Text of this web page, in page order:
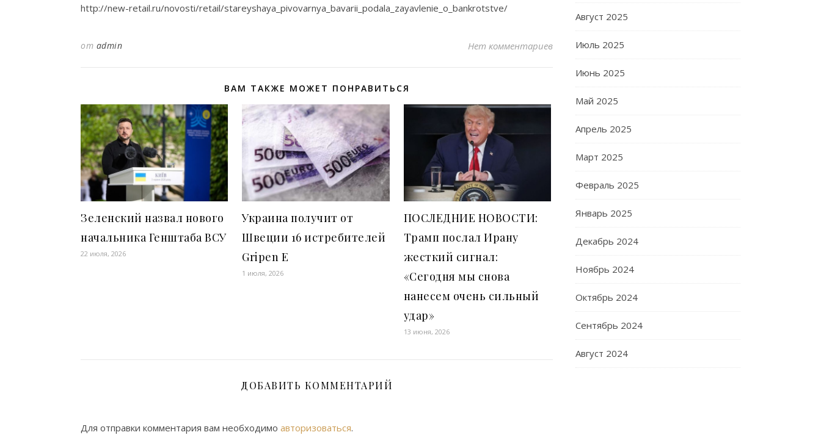
http://new-retail.ru/novosti/retail/stareyshaya_pivovarnya_bavarii_podala_zayavlenie_o_bankrotstve/
от admin Нет комментариев
ВАМ ТАКЖЕ МОЖЕТ ПОНРАВИТЬСЯ
Зеленский назвал нового
начальника Генштаба ВСУ
22 июля, 2026
Украина получит от
Швеции 16 истребителей
Gripen E
1 июля, 2026
ПОСЛЕДНИЕ НОВОСТИ:
Трамп послал Ирану
жесткий сигнал:
«Сегодня мы снова
нанесем очень сильный
удар»
13 июня, 2026
ДОБАВИТЬ КОММЕНТАРИЙ
Для отправки комментария вам необходимо авторизоваться.
Август 2025
Июль 2025
Июнь 2025
Май 2025
Апрель 2025
Март 2025
Февраль 2025
Январь 2025
Декабрь 2024
Ноябрь 2024
Октябрь 2024
Сентябрь 2024
Август 2024